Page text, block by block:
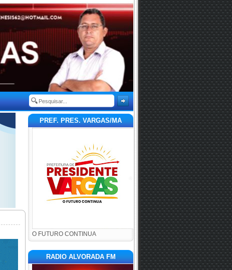
PREF. PRES. VARGAS/MA
O FUTURO CONTINUA
RADIO ALVORADA FM